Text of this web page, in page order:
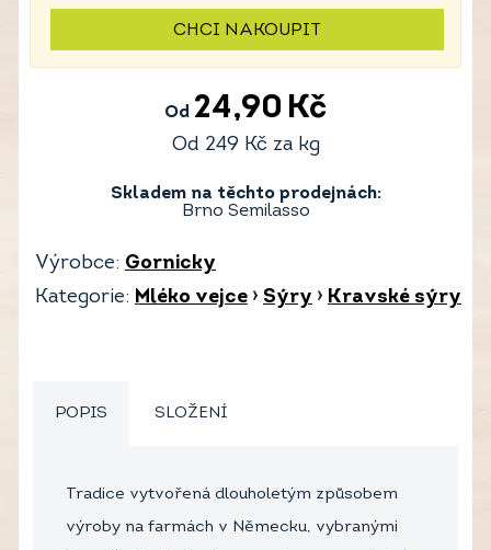
CHCI NAKOUPIT
Od 24,90 Kč
Od 249 Kč za kg
Skladem na těchto prodejnách:
Brno Semilasso
Výrobce: Gornicky
Kategorie: Mléko vejce › Sýry › Kravské sýry
POPIS SLOŽENÍ
Tradice vytvořená dlouholetým způsobem
výroby na farmách v Německu, vybranými